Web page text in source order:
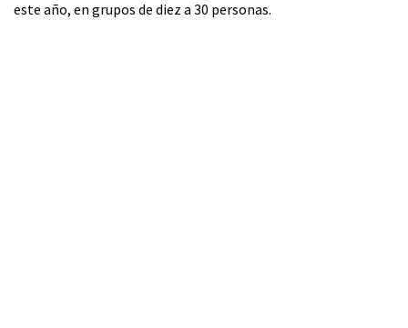
este año, en grupos de diez a 30 personas.